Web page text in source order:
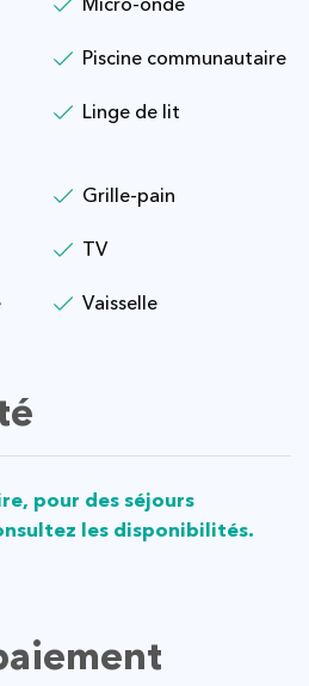
Piscine communautaire
Linge de lit
Grille-pain
TV
Vaisselle
les disponibilités.